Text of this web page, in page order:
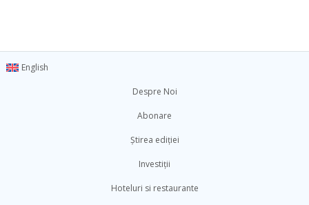
English
Despre Noi
Abonare
Știrea ediției
Investiții
Hoteluri si restaurante